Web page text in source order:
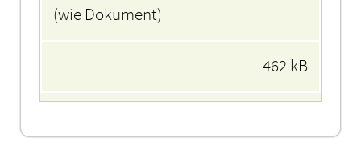
(wie Dokument)
462 kB